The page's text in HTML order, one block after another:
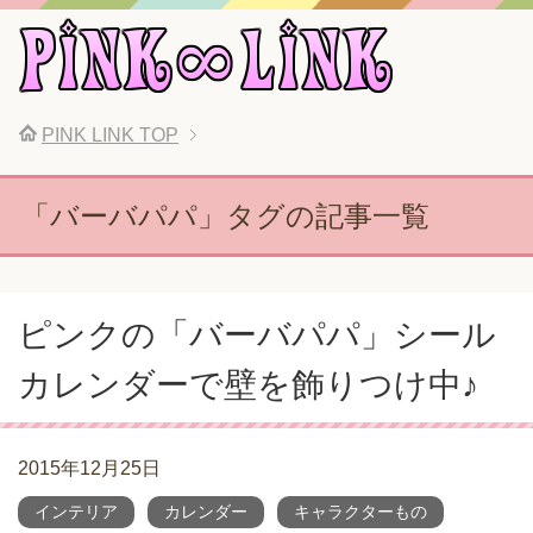
PINK LINK TOP
「バーバパパ」タグの記事一覧
ピンクの「バーバパパ」シール
カレンダーで壁を飾りつけ中♪
2015年12月25日
インテリア カレンダー キャラクターもの